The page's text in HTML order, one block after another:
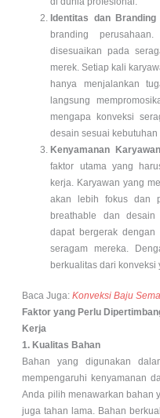
Identitas dan Branding
branding
disesuaikan pada
merek. Setiap kali
hanya menjalankan
langsung
mengapa konveksi
desain sesuai
Kenyamanan Karyawan
faktor utama yang
kerja. Karyawan yang
akan lebih fokus dan
breathable dan desain
dapat bergerak
seragam mereka.
berkualitas dari
Baca Juga:Konveksi Baju
Faktor yang Perlu
Kerja
1. Kualitas Bahan
Bahan yang digunakan
mempengaruhi kenyamanan
Anda pilih menawarkan bahan
juga tahan lama. Bahan